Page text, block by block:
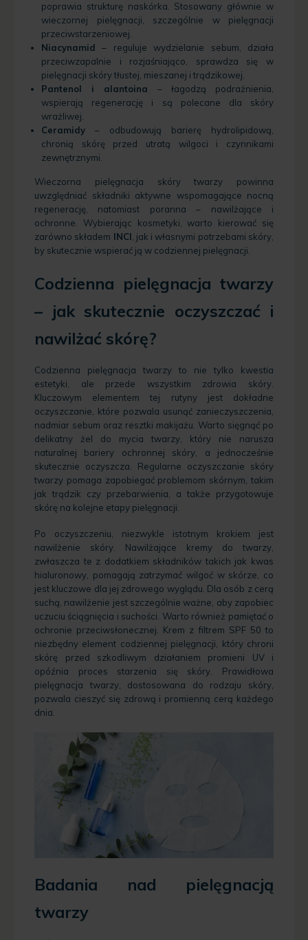
poprawia strukturę naskórka. Stosowany głównie w
wieczornej pielęgnacji, szczególnie w pielęgnacji
przeciwstarzeniowej.
Niacynamid – reguluje wydzielanie sebum, działa
przeciwzapalnie i rozjaśniająco, sprawdza się w
pielęgnacji skóry tłustej, mieszanej i trądzikowej.
Pantenol i alantoina – łagodzą podrażnienia,
wspierają regenerację i są polecane dla skóry
wrażliwej.
Ceramidy – odbudowują barierę hydrolipidową,
chronią skórę przed utratą wilgoci i czynnikami
zewnętrznymi.
Wieczorna pielęgnacja skóry twarzy powinna
uwzględniać składniki aktywne wspomagające nocną
regenerację, natomiast poranna – nawilżające i
ochronne. Wybierając kosmetyki, warto kierować się
zarówno składem INCI, jak i własnymi potrzebami skóry,
by skutecznie wspierać ją w codziennej pielęgnacji.
Codzienna pielęgnacja twarzy
– jak skutecznie oczyszczać i
nawilżać skórę?
Codzienna pielęgnacja twarzy to nie tylko kwestia
estetyki, ale przede wszystkim zdrowia skóry.
Kluczowym elementem tej rutyny jest dokładne
oczyszczanie, które pozwala usunąć zanieczyszczenia,
nadmiar sebum oraz resztki makijażu. Warto sięgnąć po
delikatny żel do mycia twarzy, który nie narusza
naturalnej bariery ochronnej skóry, a jednocześnie
skutecznie oczyszcza. Regularne oczyszczanie skóry
twarzy pomaga zapobiegać problemom skórnym, takim
jak trądzik czy przebarwienia, a także przygotowuje
skórę na kolejne etapy pielęgnacji.
Po oczyszczeniu, niezwykle istotnym krokiem jest
nawilżenie skóry. Nawilżające kremy do twarzy,
zwłaszcza te z dodatkiem składników takich jak kwas
hialuronowy, pomagają zatrzymać wilgoć w skórze, co
jest kluczowe dla jej zdrowego wyglądu. Dla osób z cerą
suchą, nawilżenie jest szczególnie ważne, aby zapobiec
uczuciu ściągnięcia i suchości. Warto również pamiętać o
ochronie przeciwsłonecznej. Krem z filtrem SPF 50 to
niezbędny element codziennej pielęgnacji, który chroni
skórę przed szkodliwym działaniem promieni UV i
opóźnia proces starzenia się skóry. Prawidłowa
pielęgnacja twarzy, dostosowana do rodzaju skóry,
pozwala cieszyć się zdrową i promienną cerą każdego
dnia.
Badania nad pielęgnacją
twarzy